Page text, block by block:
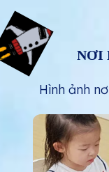
NƠI
Hình ảnh